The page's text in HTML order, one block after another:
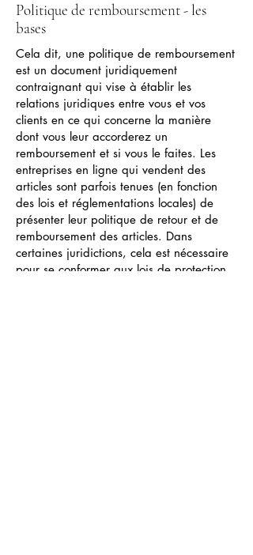
Politique de remboursement - les
bases
Cela dit, une politique de remboursement
est un document juridiquement
contraignant qui vise à établir les
relations juridiques entre vous et vos
clients en ce qui concerne la manière
dont vous leur accorderez un
remboursement et si vous le faites. Les
entreprises en ligne qui vendent des
articles sont parfois tenues (en fonction
des lois et réglementations locales) de
présenter leur politique de retour et de
remboursement des articles. Dans
certaines juridictions, cela est nécessaire
pour se conformer aux lois de protection